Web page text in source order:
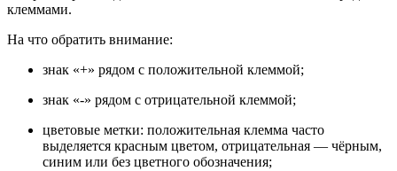
клеммами.
На что обратить внимание:
знак «+» рядом с положительной клеммой;
знак «-» рядом с отрицательной клеммой;
цветовые метки: положительная клемма часто
выделяется красным цветом, отрицательная — чёрным,
синим или без цветного обозначения;